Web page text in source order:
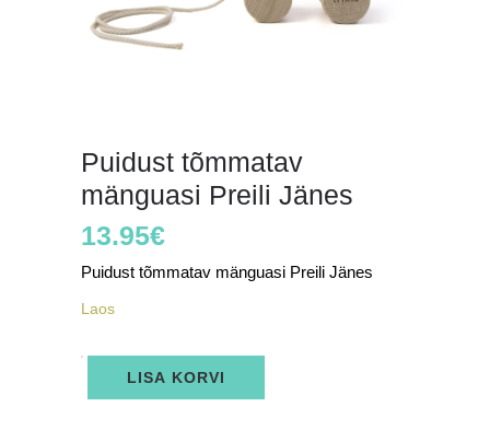
Puidust tõmmatav
mänguasi Preili Jänes
13.95€
Puidust tõmmatav mänguasi Preili Jänes
Laos
Puidust
tõmmatavLISA KORVI